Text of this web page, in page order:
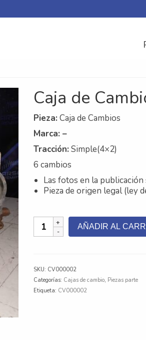
Caja de
Pieza: Caja de Cambios
Marca: –
Tracción: Simple(4×2)
6 cambios
Las fotos en la publicación
Pieza de origen legal (ley
Caja
de
2GD
cantidad
AÑADIR AL
SKU: CV000002
Categorías: Cajas de cambio, Piezas parte
Etiqueta: CV000002